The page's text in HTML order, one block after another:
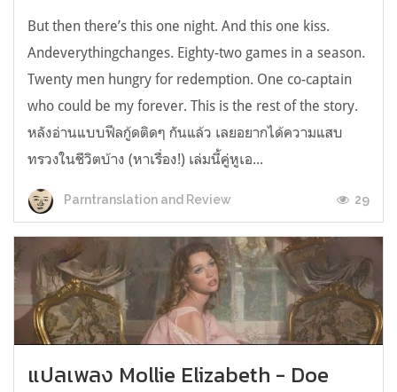
But then there’s this one night. And this one kiss.
Andeverythingchanges. Eighty-two games in a season.
Twenty men hungry for redemption. One co-captain
who could be my forever. This is the rest of the story.
หลังอ่านแบบฟีลกู้ดติดๆ กันแล้ว เลยอยากได้ความแสบ
ทรวงในชีวิตบ้าง (หาเรื่อง!) เล่มนี้คู่หูเอ...
Parntranslation and Review 29
แปลเพลง Mollie Elizabeth - Doe